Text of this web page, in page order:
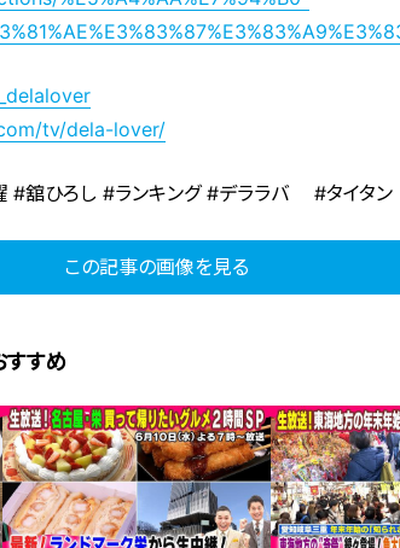
tv/dela-lover/
ひろし #ランキング #デララバ #タイタン
この記事の画像を見る
すめ